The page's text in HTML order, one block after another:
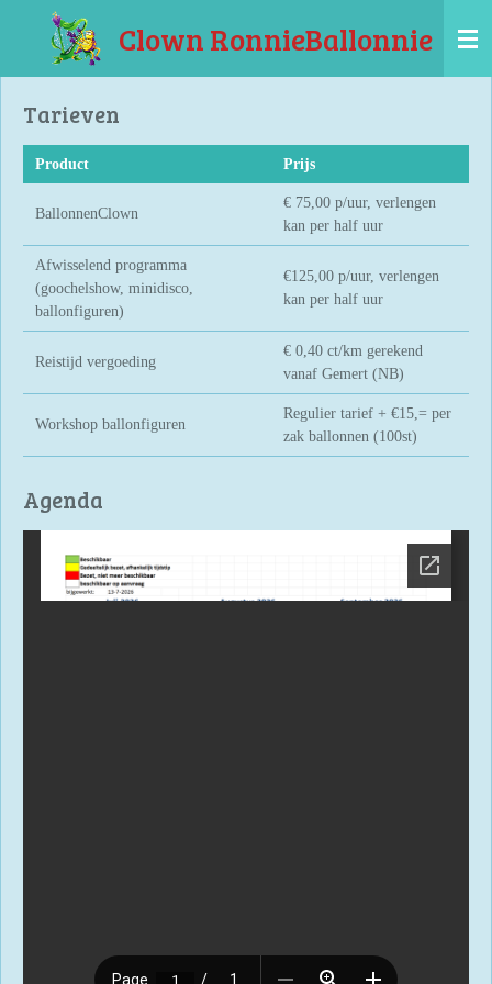
direct
naar
de
Clown RonnieBallonnie
Tarieven
Product Prijs
BallonnenClown
€ 75,00 p/uur, verlengen
kan per half uur
Afwisselend programma
(goochelshow, minidisco,
ballonfiguren)
€125,00 p/uur, verlengen
kan per half uur
Reistijd vergoeding
€ 0,40 ct/km gerekend
vanaf Gemert (NB)
Workshop ballonfiguren
Regulier tarief + €15,= per
zak ballonnen (100st)
Agenda